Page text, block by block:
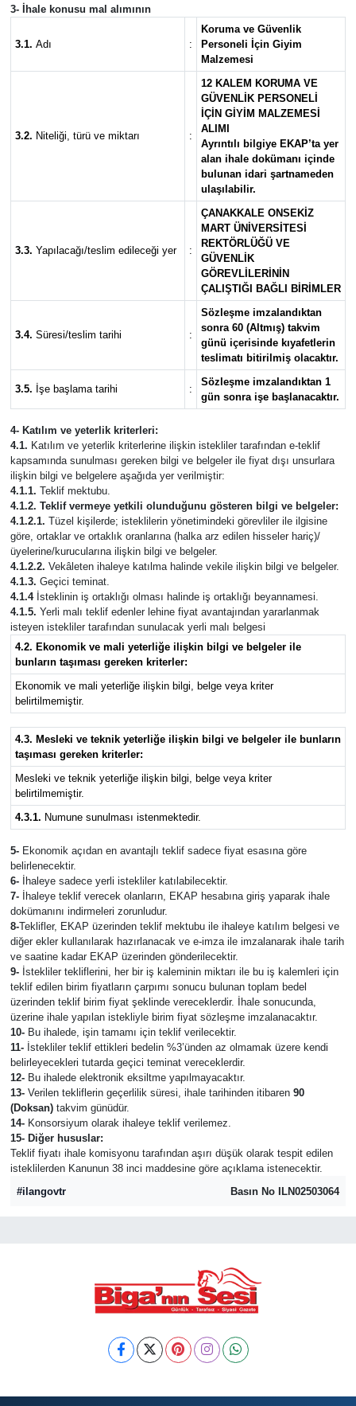
3- İhale konusu mal alımının
3.1. Adı :
Koruma ve Güvenlik
Personeli İçin Giyim
Malzemesi
3.2. Niteliği, türü ve miktarı :
12 KALEM KORUMA VE
GÜVENLİK PERSONELİ
İÇİN GİYİM MALZEMESİ
ALIMI
Ayrıntılı bilgiye EKAP’ta yer
alan ihale dokümanı içinde
bulunan idari şartnameden
ulaşılabilir.
3.3. Yapılacağı/teslim edileceği yer :
ÇANAKKALE ONSEKİZ
MART ÜNİVERSİTESİ
REKTÖRLÜĞÜ VE
GÜVENLİK
GÖREVLİLERİNİN
ÇALIŞTIĞI BAĞLI BİRİMLER
3.4. Süresi/teslim tarihi :
Sözleşme imzalandıktan
sonra 60 (Altmış) takvim
günü içerisinde kıyafetlerin
teslimatı bitirilmiş olacaktır.
3.5. İşe başlama tarihi :
Sözleşme imzalandıktan 1
gün sonra işe başlanacaktır.
4- Katılım ve yeterlik kriterleri:
4.1. Katılım ve yeterlik kriterlerine ilişkin istekliler tarafından e-teklif
kapsamında sunulması gereken bilgi ve belgeler ile fiyat dışı unsurlara
ilişkin bilgi ve belgelere aşağıda yer verilmiştir:
4.1.1. Teklif mektubu.
4.1.2. Teklif vermeye yetkili olunduğunu gösteren bilgi ve belgeler:
4.1.2.1. Tüzel kişilerde; isteklilerin yönetimindeki görevliler ile ilgisine
göre, ortaklar ve ortaklık oranlarına (halka arz edilen hisseler hariç)/
üyelerine/kurucularına ilişkin bilgi ve belgeler.
4.1.2.2. Vekâleten ihaleye katılma halinde vekile ilişkin bilgi ve belgeler.
4.1.3. Geçici teminat.
4.1.4İsteklinin iş ortaklığı olması halinde iş ortaklığı beyannamesi.
4.1.5. Yerli malı teklif edenler lehine fiyat avantajından yararlanmak
isteyen istekliler tarafından sunulacak yerli malı belgesi
4.2. Ekonomik ve mali yeterliğe ilişkin bilgi ve belgeler ile
bunların taşıması gereken kriterler:
Ekonomik ve mali yeterliğe ilişkin bilgi, belge veya kriter
belirtilmemiştir.
4.3. Mesleki ve teknik yeterliğe ilişkin bilgi ve belgeler ile bunların
taşıması gereken kriterler:
Mesleki ve teknik yeterliğe ilişkin bilgi, belge veya kriter
belirtilmemiştir.
4.3.1. Numune sunulması istenmektedir.
5-Ekonomik açıdan en avantajlı teklif sadece fiyat esasına göre
belirlenecektir.
6-İhaleye sadece yerli istekliler katılabilecektir.
7-İhaleye teklif verecek olanların, EKAP hesabına giriş yaparak ihale
dokümanını indirmeleri zorunludur.
8-Teklifler, EKAP üzerinden teklif mektubu ile ihaleye katılım belgesi ve
diğer ekler kullanılarak hazırlanacak ve e-imza ile imzalanarak ihale tarih
ve saatine kadar EKAP üzerinden gönderilecektir.
9-İstekliler tekliflerini, her bir iş kaleminin miktarı ile bu iş kalemleri için
teklif edilen birim fiyatların çarpımı sonucu bulunan toplam bedel
üzerinden teklif birim fiyat şeklinde vereceklerdir. İhale sonucunda,
üzerine ihale yapılan istekliyle birim fiyat sözleşme imzalanacaktır.
10-Bu ihalede, işin tamamı için teklif verilecektir.
11-İstekliler teklif ettikleri bedelin %3’ünden az olmamak üzere kendi
belirleyecekleri tutarda geçici teminat vereceklerdir.
12-Bu ihalede elektronik eksiltme yapılmayacaktır.
13-Verilen tekliflerin geçerlilik süresi, ihale tarihinden itibaren 90
(Doksan)takvim günüdür.
14-Konsorsiyum olarak ihaleye teklif verilemez.
15- Diğer hususlar:
Teklif fiyatı ihale komisyonu tarafından aşırı düşük olarak tespit edilen
isteklilerden Kanunun 38 inci maddesine göre açıklama istenecektir.
#ilangovtr
Basın No ILN02503064
Siyaset
Teknoloji